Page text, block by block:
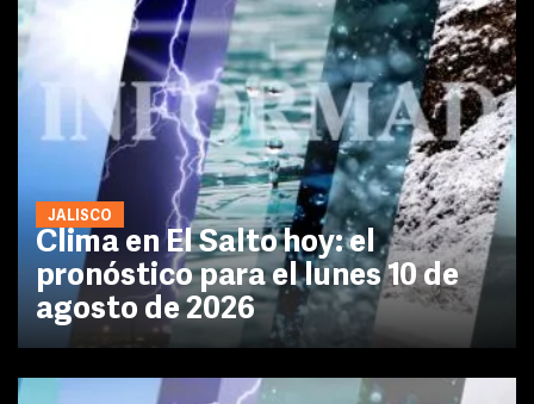
JALISCO
Clima en El Salto hoy: el
pronóstico para el lunes 10 de
agosto de 2026